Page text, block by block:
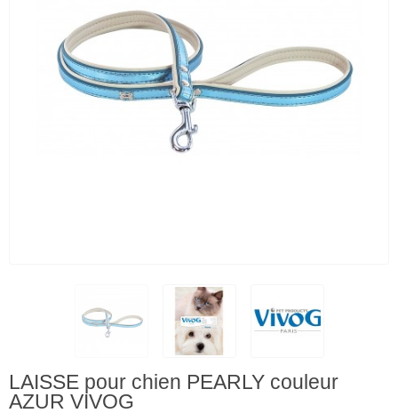
LAISSE pour chien PEARLY couleur
AZUR VIVOG